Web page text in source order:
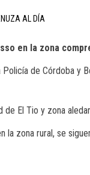
AL DÍA
en la zona
de Córdoba y
El Tio y zona
zona rural, se